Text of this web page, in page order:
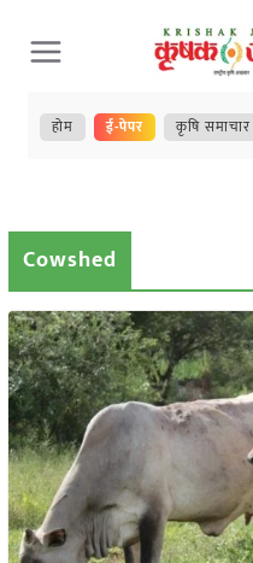
Skip
to
content
होम ई-पेपर कृषि समाचार
Cowshed